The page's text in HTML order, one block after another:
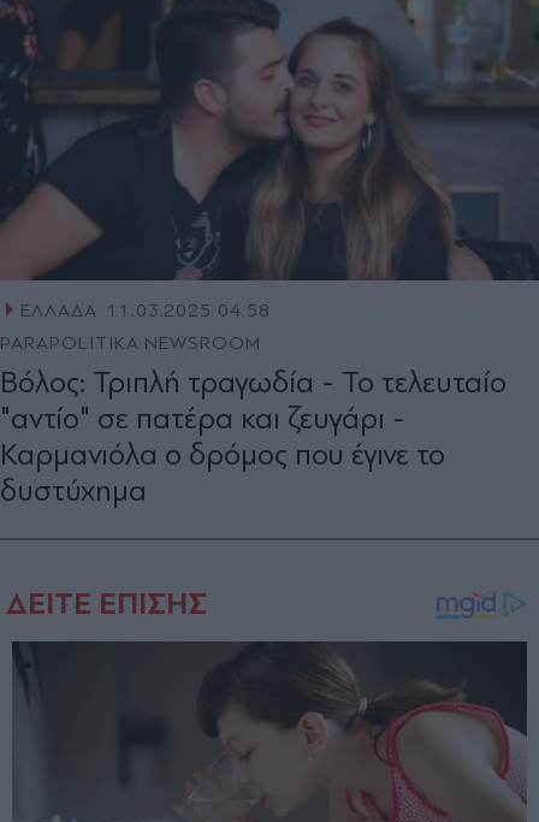
ΕΛΛΑΔΑ 11.03.2025 04:58
PARAPOLITIKA NEWSROOM
Βόλος: Τριπλή τραγωδία - Το τελευταίο
"αντίο" σε πατέρα και ζευγάρι -
Καρμανιόλα ο δρόμος που έγινε το
δυστύχημα